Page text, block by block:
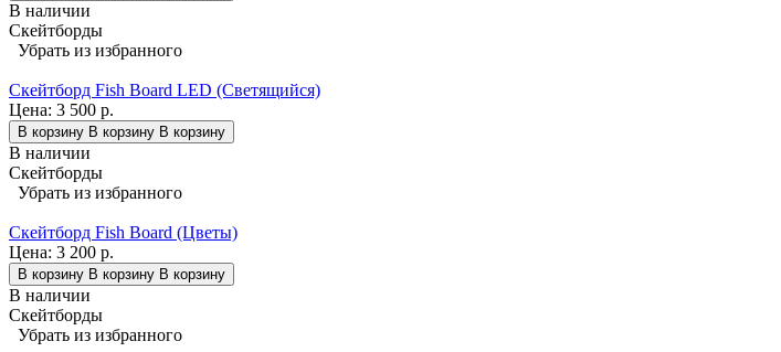
В наличии
Скейтборды
Убрать из избранного
Скейтборд Fish Board LED (Светящийся)
Цена: 3 500 р.
В корзину В корзину В корзину
В наличии
Скейтборды
Убрать из избранного
Скейтборд Fish Board (Цветы)
Цена: 3 200 р.
В корзину В корзину В корзину
В наличии
Скейтборды
Убрать из избранного